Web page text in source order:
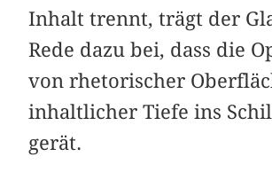
Inhalt trennt, trägt der
Rede dazu bei, dass die
von rhetorischer
inhaltlicher Tiefe ins
gerät.